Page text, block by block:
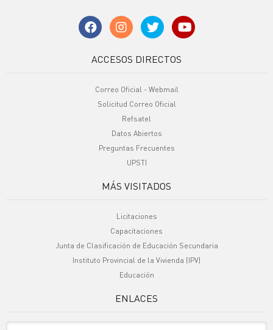
ACCESOS DIRECTOS
Correo Oficial - Webmail
Solicitud Correo Oficial
Refsatel
Datos Abiertos
Preguntas Frecuentes
UPSTI
MÁS VISITADOS
Licitaciones
Capacitaciones
Junta de Clasificación de Educación Secundaria
Instituto Provincial de la Vivienda (IPV)
Educación
ENLACES